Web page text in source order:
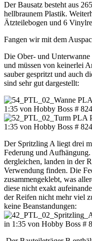
Der Bausatz besteht aus
hellbraunem Plastik.
Ätzteilebogen und 6
Fangen wir mit dem
Die Ober- und Unterwanne
und müssen von keinerlei
sauber gespritzt und auch
sind sehr gut dargestellt:
Der Spritzling A liegt drei
Federung und
dergleichen, landen in der
Verwendung finden. Die
zusammengeklebt, was
diese nicht exakt
der Reifen nicht mehr viel
keine Beanstandungen: